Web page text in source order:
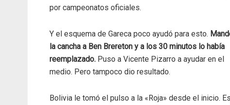
por campeonatos oficiales.
Y el esquema de Gareca poco ayudó para esto.
la cancha a Ben Brereton y a los 30 minutos lo había
reemplazado. Puso a Vicente Pizarro a ayudar en el
medio. Pero tampoco dio resultado.
Bolivia le tomó el pulso a la «Roja» desde el inicio.